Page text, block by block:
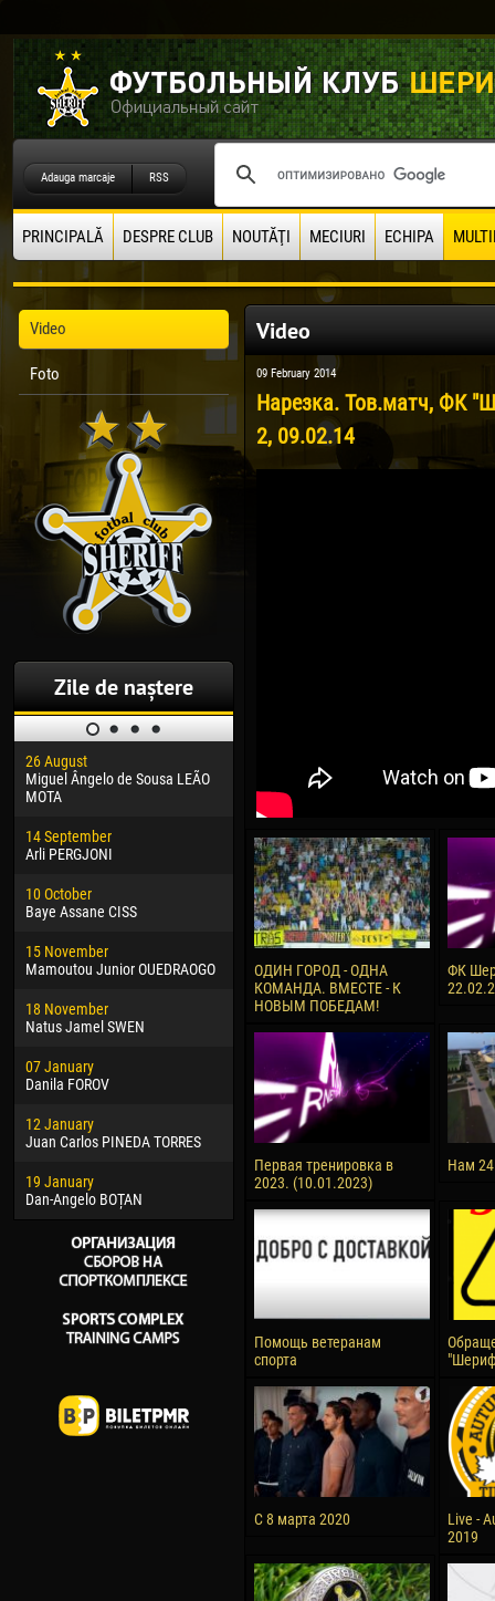
Adauga marcaje RSS
PRINCIPALĂ DESPRE CLUB NOUTĂŢI MECIURI ECHIPA
Video
Foto
Zile de naștere
26 August
Miguel Ângelo de Sousa LEÃO
MOTA
14 September
Arli PERGJONI
10 October
Baye Assane CISS
15 November
Mamoutou Junior OUEDRAOGO
18 November
Natus Jamel SWEN
07 January
Danila FOROV
12 January
Juan Carlos PINEDA TORRES
19 January
Dan-Angelo BOȚAN
Dhoraso Moreo KLAS
24 February
Vladislav COSTIN
02 March
Veaceslav COZMA
09 March
Emmanuel AFETSE
20 March
Jayder Moreno ASPRILLA
22 March
Samba KONÉ
26 March
Vitor Hugo Morais de OLIVEIRA
28 March
Raí LOPES DE OLIVEIRA
15
24
28
10
15
Video
09 February 2014
Нарезка. Тов.матч, ФК
2, 09.02.14
ОДИН ГОРОД - ОДНА
КОМАНДА. ВМЕСТЕ - К
НОВЫМ ПОБЕДАМ!
ФК
Первая тренировка в
2023. (10.01.2023)
Нам
Помощь ветеранам
спорта
С 8 марта 2020
Live -
2019